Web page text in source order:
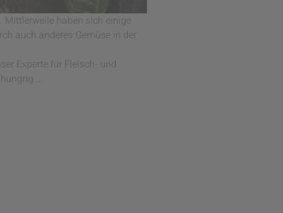
Mittlerweile haben sich einige
auch anderes Gemüse in der
Experte für Fleisch- und
…